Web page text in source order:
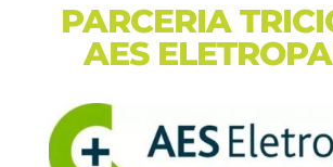
PARCERIA
AES